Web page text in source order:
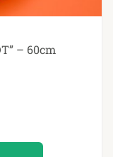
– 60cm